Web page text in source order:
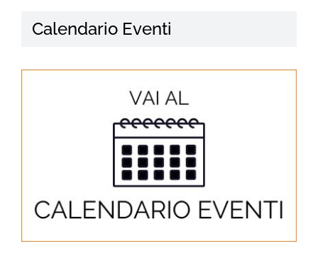
Calendario Eventi